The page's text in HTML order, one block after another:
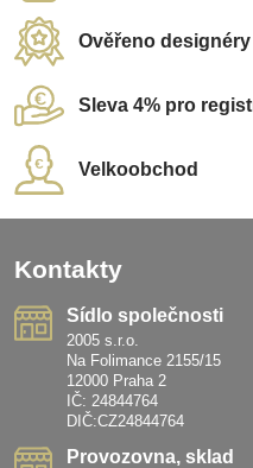
Ověřeno designéry
Sleva 4% pro
Velkoobchod
Kontakty
Sídlo společnosti
2005 s.r.o.
Na Folimance 2155/15
12000 Praha 2
IČ: 24844764
DIČ:CZ24844764
Provozovna, sklad